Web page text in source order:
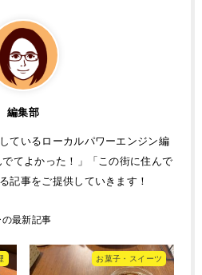
編集部
ているローカルパワーエンジン編
てよかった！」「この街に住んで
記事をご提供していきます！
お菓子・スイーツ